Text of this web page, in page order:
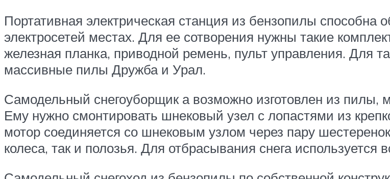
Портативная электрическая станция из бензопилы способна
электросетей местах. Для ее сотворения нужны такие
железная планка, приводной ремень, пульт управления. Для
массивные пилы Дружба и Урал.
Самодельный снегоуборщик а возможно изготовлен из пилы,
Ему нужно смонтировать шнековый узел с лопастями из
мотор соединяется со шнековым узлом через пару
колеса, так и полозья. Для отбрасывания снега используется